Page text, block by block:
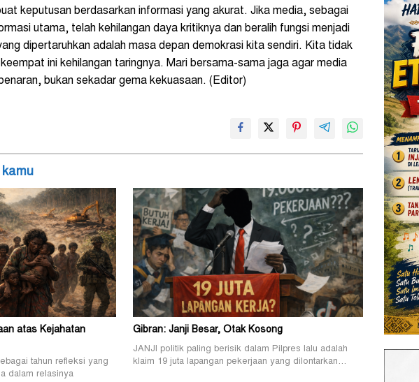
keputusan berdasarkan informasi yang akurat. Jika media, sebagai
utama, telah kehilangan daya kritiknya dan beralih fungsi menjadi
dipertaruhkan adalah masa depan demokrasi kita sendiri. Kita tidak
ini kehilangan taringnya. Mari bersama-sama jaga agar media
bukan sekadar gema kekuasaan. (Editor)
atas Kejahatan
tahun refleksi yang
dalam relasinya
Gibran: Janji Besar, Otak Kosong
JANJI politik paling berisik dalam Pilpres lalu adalah
klaim 19 juta lapangan pekerjaan yang dilontarkan…